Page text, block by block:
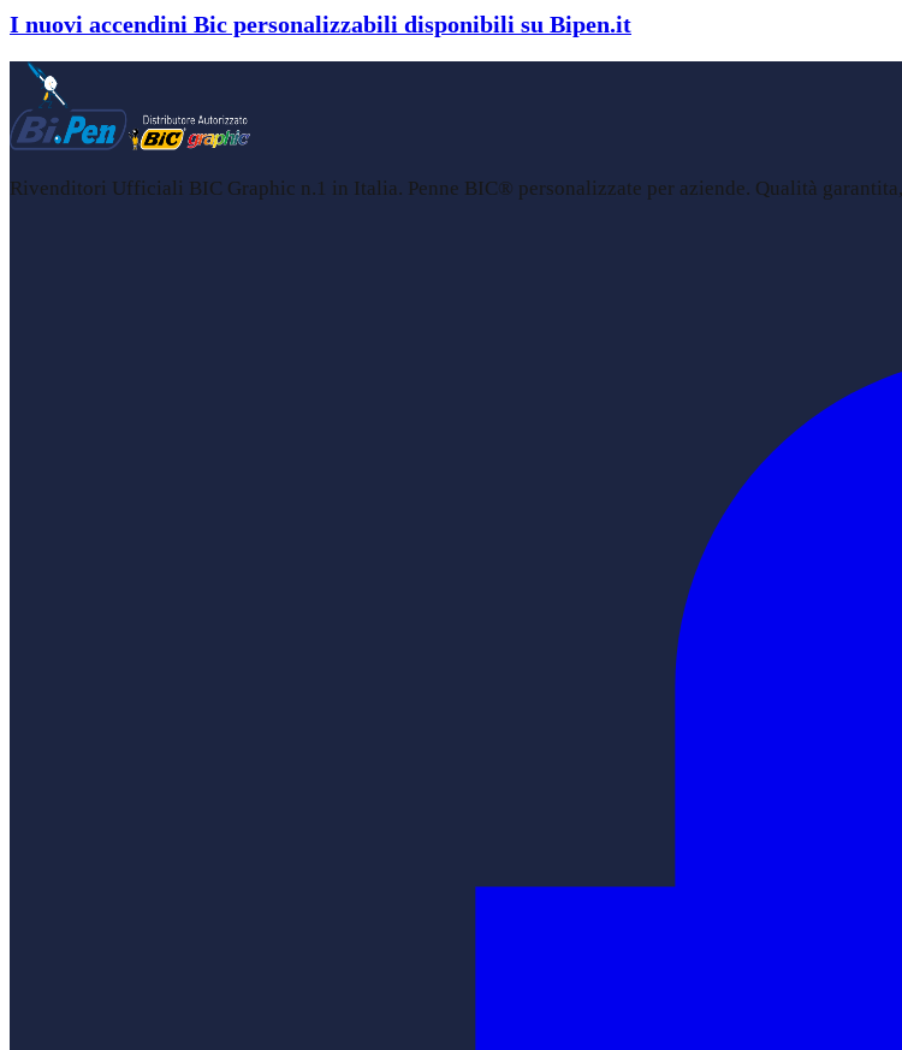
I nuovi accendini Bic personalizzabili disponibili su Bipen.it
Rivenditori Ufficiali BIC Graphic n.1 in Italia. Penne BIC® personalizzate per aziende. Qualità